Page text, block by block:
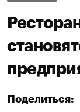
Поделиться: